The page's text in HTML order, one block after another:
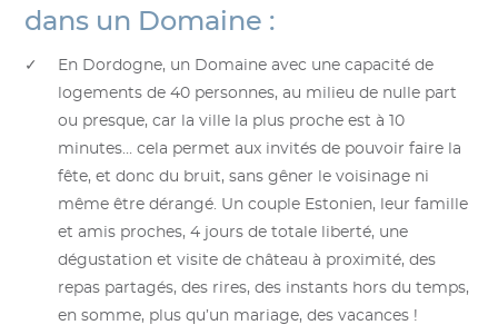
dans un Domaine :
En Dordogne, un Domaine avec une capacité de
logements de 40 personnes, au milieu de nulle part
ou presque, car la ville la plus proche est à 10
minutes… cela permet aux invités de pouvoir faire la
fête, et donc du bruit, sans gêner le voisinage ni
même être dérangé. Un couple Estonien, leur famille
et amis proches, 4 jours de totale liberté, une
dégustation et visite de château à proximité, des
repas partagés, des rires, des instants hors du temps,
en somme, plus qu’un mariage, des vacances !